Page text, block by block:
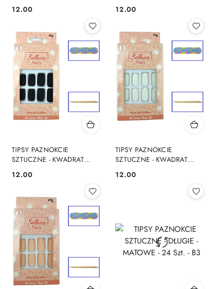
Cena:
12.00 Cena:
12.00
TIPSY PAZNOKCIE
SZTUCZNE - KWADRAT
Cena:
12.00
TIPSY PAZNOKCIE
SZTUCZNE - KWADRAT
Cena:
12.00